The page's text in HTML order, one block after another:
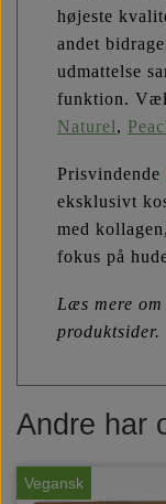
højeste
andet
udmattelse
funktion.
Naturel,
Prisvindende
eksklusivt
med
fokus på
Læs mere om
produktsider.
Andre har
Vegansk